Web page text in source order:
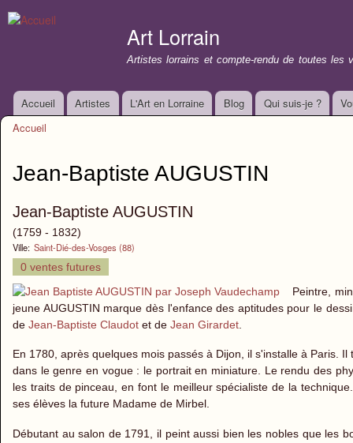
Art Lorrain
Artistes lorrains et compte-rendu de toutes les
Menu principal
Accueil Artistes L'Art en Lorraine Blog Qui suis-je ?
Accueil
Jean-Baptiste AUGUSTIN
Jean-Baptiste AUGUSTIN
(1759 - 1832)
Ville: Saint-Dié-des-Vosges (88)
0 ventes futures
Peintre,
jeune AUGUSTIN marque dès l'enfance des aptitudes pour le
de Jean-Baptiste Claudot et de Jean Girardet
En 1780, après quelques mois passés à Dijon, il s'installe à Paris.
dans le genre en vogue : le portrait en miniature. Le rendu des
les traits de pinceau, en font le meilleur spécialiste de la
ses élèves la future Madame de Mirbel.
Débutant au salon de 1791, il peint aussi bien les nobles que les